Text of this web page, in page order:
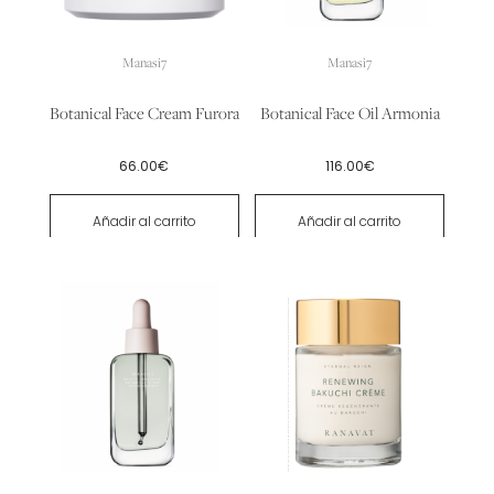
se
elegir
en
página
de
producto
Manasi7
Botanical Face Cream Furora
66.00€
Añadir al carrito
Manasi7
Botanical Face Oil Armonia
116.00€
Añadir al carrito